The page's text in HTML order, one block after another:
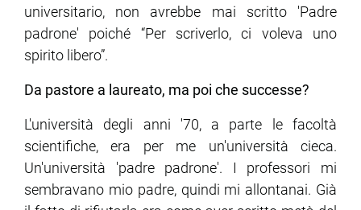
universitario, non avrebbe mai scritto 'Padre
padrone' poiché “Per scriverlo, ci voleva uno
spirito libero”.
Da pastore a laureato, ma poi che successe?
L'università degli anni '70, a parte le facoltà
scientifiche, era per me un'università cieca.
Un'università 'padre padrone'. I professori mi
sembravano mio padre, quindi mi allontanai. Già